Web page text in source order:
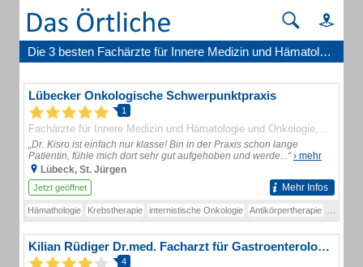
Die 3 besten Fachärzte für Innere Medizin und Hämatologie und Onkologie in Lübeck
Lübecker Onkologische Schwerpunktpraxis
1
Fachärzte für Innere Medizin und Hämatologie und Onkologie Ärzte:
„Dr. Kisro ist einfach nur klasse! Bin in der Praxis schon lange
Patientin, fühle mich dort sehr gut aufgehoben und werde...“› mehr
Lübeck, St. Jürgen
Jetzt geöffnet Mehr Infos
Hämathologie Krebstherapie internistische Onkologie Antikörpertherapie
Kilian Rüdiger Dr.med. Facharzt für Gastroenterologie u. Kilian-Karcher K. Dr.med.
4